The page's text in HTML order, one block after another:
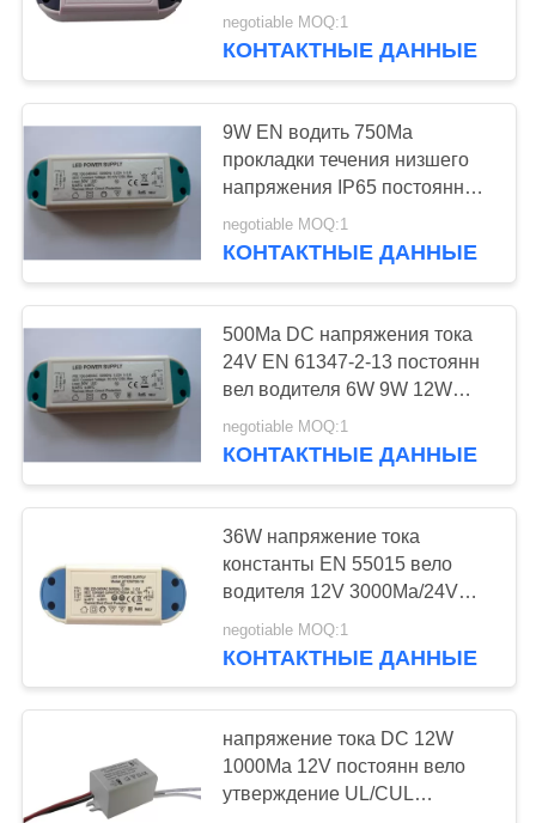
Выдвижное
зарядное
устройство Micro
USB
Зарядное
устройство для
iPhone
61
заряжатель
автомобиля iphone
79
вольтов водоустойчивого
negotiable MOQ:1
КОНТАКТНЫЕ ДАННЫЕ
9W EN водить 750Ma
прокладки течения низшего
напряжения IP65 постоянн
водителя 61000-3-2
negotiable MOQ:1
КОНТАКТНЫЕ ДАННЫЕ
500Ma DC напряжения тока
24V EN 61347-2-13 постоянн
вел водителя 6W 9W 12W
Downlight
negotiable MOQ:1
КОНТАКТНЫЕ ДАННЫЕ
36W напряжение тока
константы EN 55015 вело
водителя 12V 3000Ma/24V
1500Ma
negotiable MOQ:1
КОНТАКТНЫЕ ДАННЫЕ
напряжение тока DC 12W
1000Ma 12V постоянн вело
утверждение UL/CUL